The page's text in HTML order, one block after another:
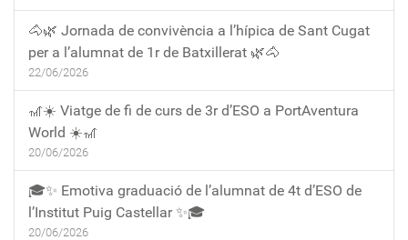
🐴🌿 Jornada de convivència a l’hípica de Sant Cugat
per a l’alumnat de 1r de Batxillerat 🌿🐴
22/06/2026
🎢☀️ Viatge de fi de curs de 3r d’ESO a PortAventura
World ☀️🎢
20/06/2026
🎓✨ Emotiva graduació de l’alumnat de 4t d’ESO de
l’Institut Puig Castellar ✨🎓
20/06/2026